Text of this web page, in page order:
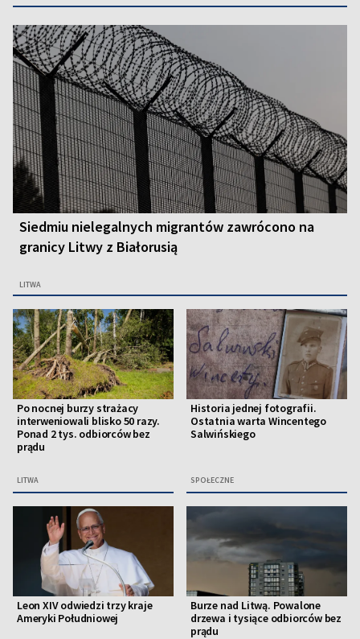
Siedmiu nielegalnych migrantów zawrócono na
granicy Litwy z Białorusią
LITWA
Po nocnej burzy strażacy
interweniowali blisko 50 razy.
Ponad 2 tys. odbiorców bez
prądu
LITWA
Historia jednej fotografii.
Ostatnia warta Wincentego
Salwińskiego
SPOŁECZNE
Leon XIV odwiedzi trzy kraje
Ameryki Południowej
Burze nad Litwą. Powalone
drzewa i tysiące odbiorców bez
prądu